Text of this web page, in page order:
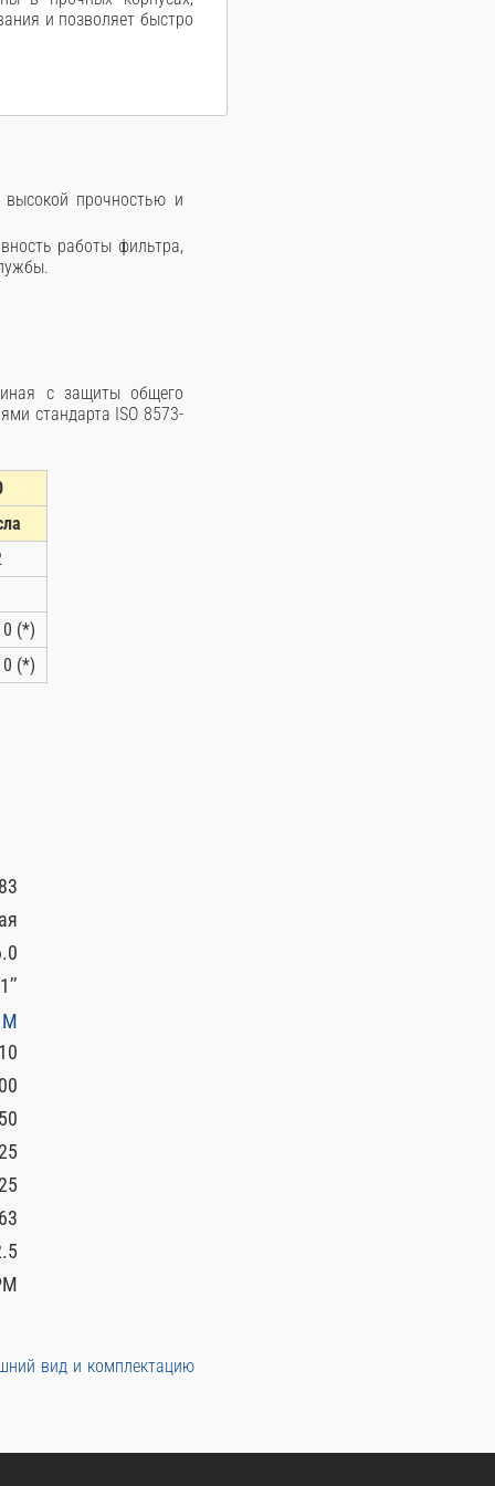
и позволяет быстро
высокой прочностью и
работы фильтра,
с защиты общего
стандарта ISO 8573-
0 (*)
0 (*)
1’’
вид и комплектацию